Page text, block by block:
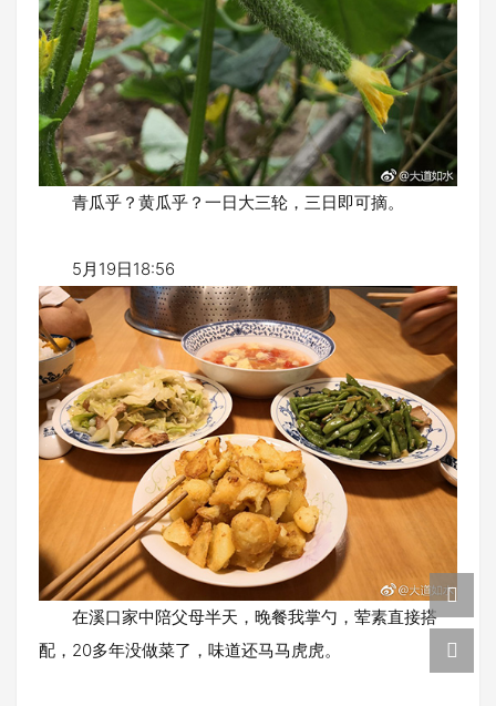
青瓜乎？黄瓜乎？一日大三轮，三日即可摘。
5月19日18:56
在溪口家中陪父母半天，晚餐我掌勺，荤素直接搭
配，20多年没做菜了，味道还马马虎虎。